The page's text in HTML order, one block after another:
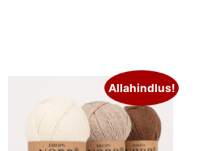
Allahindlus!